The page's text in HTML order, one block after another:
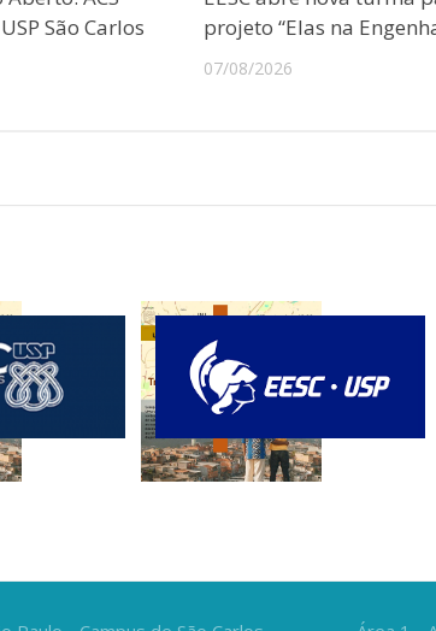
São Carlos
projeto “Elas na
07/08/2026